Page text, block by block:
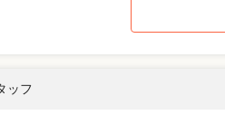
ッフ